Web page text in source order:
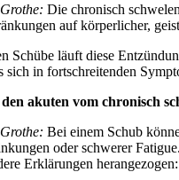
Die chronisch
auf körperlicher,
Schübe läuft diese
sich in fortschreitenden
akuten vom chronisch
Bei einem Schub
oder schwerer
Erklärungen